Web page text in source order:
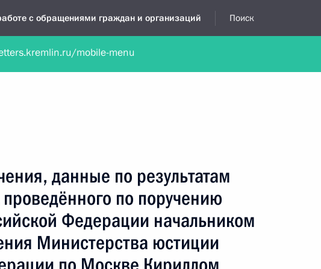
с обращениями граждан и организаций Поиск
документа Обратиться в устной форме
и темы
данные по результатам
по поручению
Федерации начальником
Министерства юстиции
mobile-menu